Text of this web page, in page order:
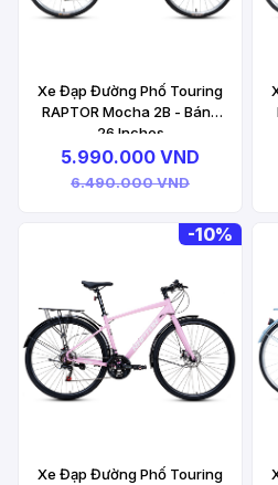
Xe Đạp Đường Phố Touring
RAPTOR Mocha 2B - Bánh
26 Inches
5.990.000 VND
6.490.000 VND
-10%
Xe Đạp Đường Phố Touring